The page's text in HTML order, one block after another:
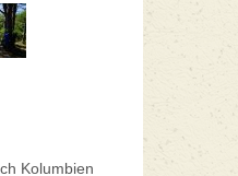
Kolumbien